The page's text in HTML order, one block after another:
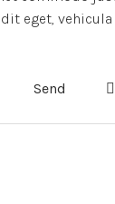
eget, vehicula
Send